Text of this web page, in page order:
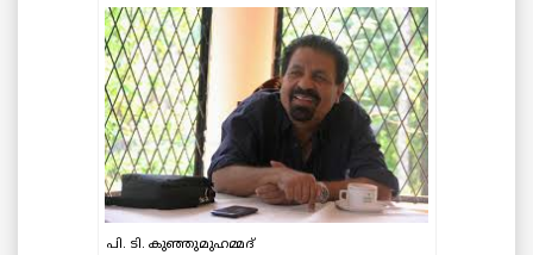
പി. ടി. കുഞ്ഞുമുഹമ്മദ്‌